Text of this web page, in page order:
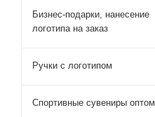
Бизнес-подарки, нанесение
логотипа на заказ
Ручки c логотипом
Спортивные сувениры оптом